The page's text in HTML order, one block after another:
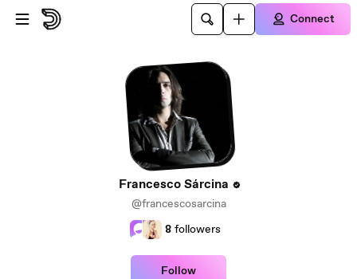
Skip to main content
Connect
Francesco Sárcina
@francescosarcina
8 followers
Follow